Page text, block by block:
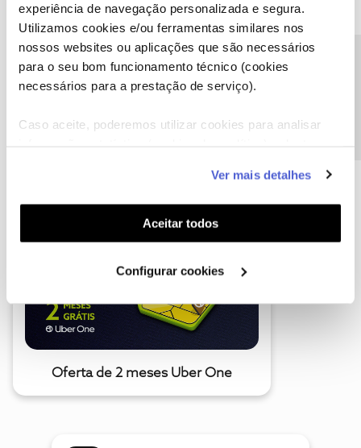
experiência de navegação personalizada e segura.
Utilizamos cookies e/ou ferramentas similares nos
nossos websites ou aplicações que são necessários
para o seu bom funcionamento técnico (cookies
necessários para a prestação de serviço).
Caso aceite, poderemos utilizar cookies para analisar
funcionalidades (cookies de personalização e
funcionalidade) e adaptar anúncios aos seus interesses
(cookies de publicidade personalizada). Pode gerir a
utilização dos cookies clicando em "Configurar
Ver mais detalhes
Aceitar todos
Configurar cookies
A poupança que COMBINA
Oferta de 2 meses Uber One